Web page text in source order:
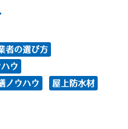
者の選び方
ウ
ノウハウ
屋上防水材